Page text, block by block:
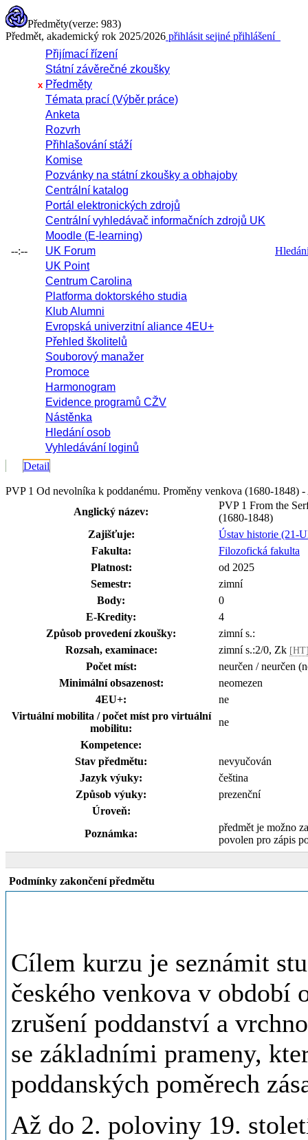
Předměty(verze: 983)
Předmět, akademický rok 2025/2026 přihlásit sejiné přihlášení
--:--
Přijímací řízení
Státní závěrečné zkoušky
x Předměty
Témata prací (Výběr práce)
Anketa
Rozvrh
Přihlašování stáží
Komise
Pozvánky na státní zkoušky a obhajoby
Centrální katalog
Portál elektronických zdrojů
Centrální vyhledávač informačních zdrojů UK
Moodle (E-learning)
UK Forum
UK Point
Centrum Carolina
Platforma doktorského studia
Klub Alumni
Evropská univerzitní aliance 4EU+
Přehled školitelů
Souborový manažer
Promoce
Harmonogram
Evidence programů CŽV
Nástěnka
Hledání osob
Vyhledávání loginů
Detail
PVP 1 Od nevolníka k poddanému. Proměny venkova (1680-1848)
Anglický název:
PVP 1 From the
(1680-1848)
Zajišťuje:
Ústav historie (21-
Fakulta:
Filozofická fakulta
Platnost:
od 2025
Semestr:
zimní
Body:
0
E-Kredity:
4
Způsob provedení zkoušky:
zimní s.:
Rozsah, examinace:
zimní s.:2/0, Zk
Počet míst:
neurčen / neurčen
Minimální obsazenost:
neomezen
4EU+:
ne
Virtuální mobilita / počet míst pro virtuální
mobilitu:
ne
Kompetence:
Stav předmětu:
nevyučován
Jazyk výuky:
čeština
Způsob výuky:
prezenční
Úroveň:
Poznámka:
předmět je možno
povolen pro zápis
Podmínky zakončení předmětu
Cílem kurzu je seznámit
českého venkova v
zrušení poddanství a
se základními prameny,
poddanských
Až do 2. poloviny 19.